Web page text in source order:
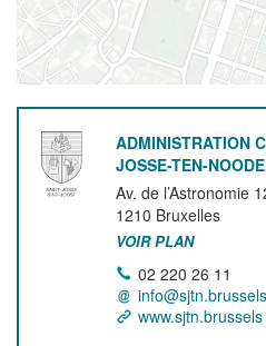
ADMINISTRATION
JOSSE-TEN-NOODE
Av. de l’Astronomie
1210 Bruxelles
VOIR PLAN
02 220 26 11
info@sjtn.brussels
www.sjtn.brussels